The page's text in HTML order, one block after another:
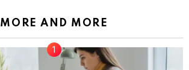
MORE AND MORE